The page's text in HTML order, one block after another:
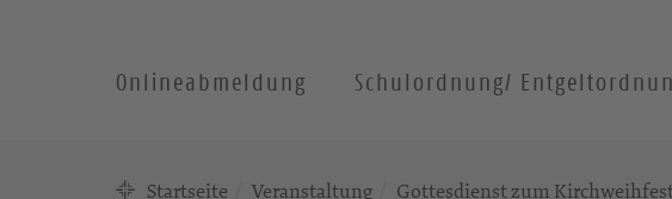
Onlineabmeldung Schulordnung/
Startseite Veranstaltung Gottesdienst zum